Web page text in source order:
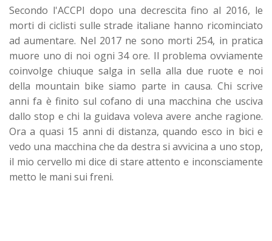
Secondo l'ACCPI dopo una decrescita fino al 2016, le
morti di ciclisti sulle strade italiane hanno ricominciato
ad aumentare. Nel 2017 ne sono morti 254, in pratica
muore uno di noi ogni 34 ore. Il problema ovviamente
coinvolge chiuque salga in sella alla due ruote e noi
della mountain bike siamo parte in causa. Chi scrive
anni fa è finito sul cofano di una macchina che usciva
dallo stop e chi la guidava voleva avere anche ragione.
Ora a quasi 15 anni di distanza, quando esco in bici e
vedo una macchina che da destra si avvicina a uno stop,
il mio cervello mi dice di stare attento e inconsciamente
metto le mani sui freni.